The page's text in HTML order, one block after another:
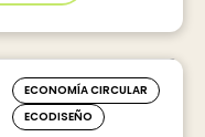
ECONOMÍA CIRCULAR
ECODISEÑO